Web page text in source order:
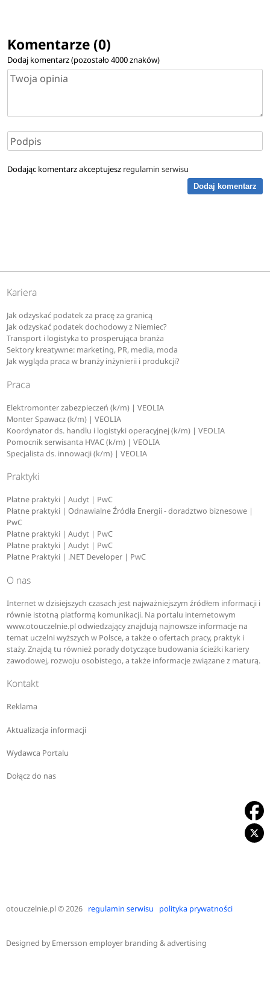
Komentarze (0)
Dodaj komentarz (pozostało4000znaków)
Dodając komentarz akceptujesz regulamin serwisu
Dodaj komentarz
Kariera
Jak odzyskać podatek za pracę za granicą
Jak odzyskać podatek dochodowy z Niemiec?
Transport i logistyka to prosperująca branża
Sektory kreatywne: marketing, PR, media, moda
Jak wygląda praca w branży inżynierii i produkcji?
Praca
Elektromonter zabezpieczeń (k/m) | VEOLIA
Monter Spawacz (k/m) | VEOLIA
Koordynator ds. handlu i logistyki operacyjnej (k/m) | VEOLIA
Pomocnik serwisanta HVAC (k/m) | VEOLIA
Specjalista ds. innowacji (k/m) | VEOLIA
Praktyki
Płatne praktyki | Audyt | PwC
Płatne praktyki | Odnawialne Źródła Energii - doradztwo biznesowe |
PwC
Płatne praktyki | Audyt | PwC
Płatne praktyki | Audyt | PwC
Płatne Praktyki | .NET Developer | PwC
O nas
Internet w dzisiejszych czasach jest najważniejszym źródłem informacji i
równie istotną platformą komunikacji. Na portalu internetowym
www.otouczelnie.pl odwiedzający znajdują najnowsze informacje na
temat uczelni wyższych w Polsce, a także o ofertach pracy, praktyk i
staży. Znajdą tu również porady dotyczące budowania ścieżki kariery
zawodowej, rozwoju osobistego, a także informacje związane z maturą.
Kontakt
Reklama
Aktualizacja informacji
Wydawca Portalu
Dołącz do nas
otouczelnie.pl© 2026 regulamin serwisu polityka prywatności
Designed byEmersson employer branding & advertising